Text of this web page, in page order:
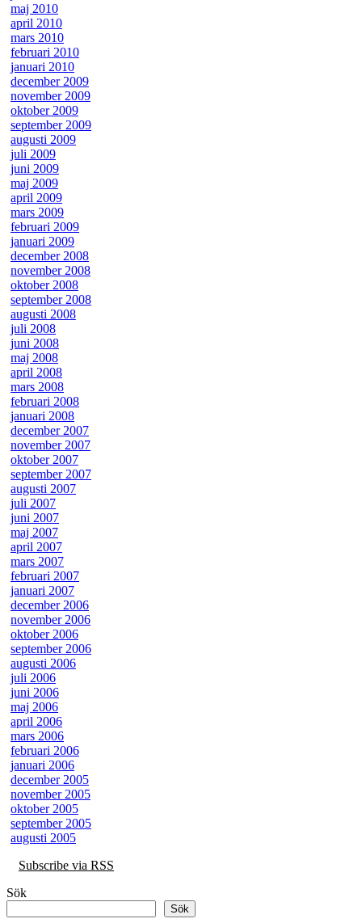
maj 2010
april 2010
mars 2010
februari 2010
januari 2010
december 2009
november 2009
oktober 2009
september 2009
augusti 2009
juli 2009
juni 2009
maj 2009
april 2009
mars 2009
februari 2009
januari 2009
december 2008
november 2008
oktober 2008
september 2008
augusti 2008
juli 2008
juni 2008
maj 2008
april 2008
mars 2008
februari 2008
januari 2008
december 2007
november 2007
oktober 2007
september 2007
augusti 2007
juli 2007
juni 2007
maj 2007
april 2007
mars 2007
februari 2007
januari 2007
december 2006
november 2006
oktober 2006
september 2006
augusti 2006
juli 2006
juni 2006
maj 2006
april 2006
mars 2006
februari 2006
januari 2006
december 2005
november 2005
oktober 2005
september 2005
augusti 2005
Subscribe via RSS
Sök
Sök